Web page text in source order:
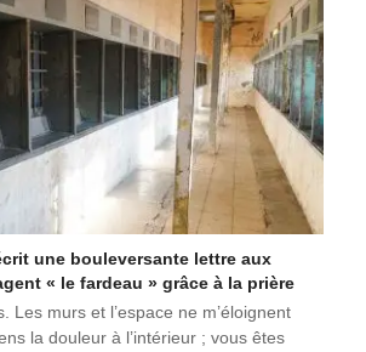
une bouleversante lettre aux
« le fardeau » grâce à la prière
Les murs et l’espace ne m’éloignent
la douleur à l’intérieur ; vous êtes